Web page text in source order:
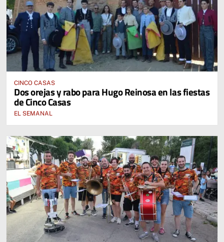
CINCO CASAS
Dos orejas y rabo para Hugo Reinosa en las fiestas
de Cinco Casas
EL SEMANAL